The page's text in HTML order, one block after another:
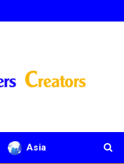
Asia